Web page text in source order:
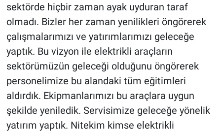
sektörde hiçbir zaman ayak uyduran taraf
olmadı. Bizler her zaman yenilikleri öngörerek
çalışmalarımızı ve yatırımlarımızı geleceğe
yaptık. Bu vizyon ile elektrikli araçların
sektörümüzün geleceği olduğunu öngörerek
personelimize bu alandaki tüm eğitimleri
aldırdık. Ekipmanlarımızı bu araçlara uygun
şekilde yeniledik. Servisimize geleceğe yönelik
yatırım yaptık. Nitekim kimse elektrikli